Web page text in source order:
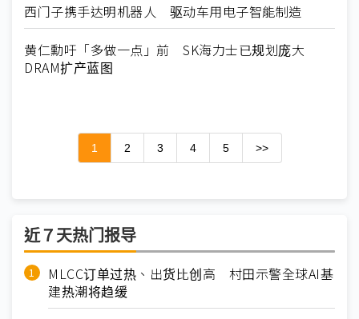
西门子携手达明机器人 驱动车用电子智能制造
黄仁勳吁「多做一点」前 SK海力士已规划庞大
DRAM扩产蓝图
1 2 3 4 5 >>
近７天热门报导
MLCC订单过热、出货比创高 村田示警全球AI基
建热潮将趋缓